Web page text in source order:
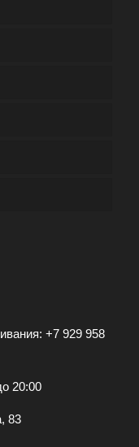
+7 929 958
20:00
83